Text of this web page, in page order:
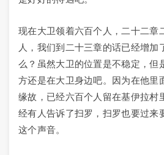
现在大卫领着六百个人，二十二章
人，我们到二十三章的话已经增加
么？虽然大卫的位置是不稳定，但
方还是在大卫身边吧。因为在他里
缘故，已经六百个人留在基伊拉村
经有人告诉了扫罗，扫罗也要过来
这个声音。